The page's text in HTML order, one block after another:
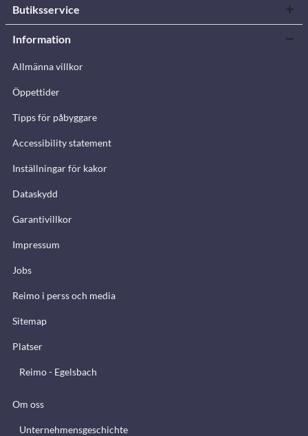
Butiksservice
Information
Allmänna villkor
Öppettider
Tipps för påbyggare
Accessibility statement
Inställningar för kakor
Dataskydd
Garantivillkor
Impressum
Jobs
Reimo i perss och media
Sitemap
Platser
Reimo - Egelsbach
Om oss
Unternehmensgeschichte